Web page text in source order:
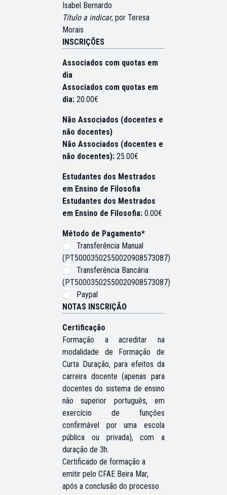
Isabel Bernardo
Título a indicar, por Teresa
Morais
INSCRIÇÕES
Associados com quotas em
dia
Associados com quotas em
dia:20.00€
Não Associados (docentes e
não docentes)
Não Associados (docentes e
não docentes):25.00€
Estudantes dos Mestrados
em Ensino de Filosofia
Estudantes dos Mestrados
em Ensino de Filosofia:0.00€
Método de Pagamento*
Transferência Manual
(PT50003502550020908573087)
Transferência Bancária
(PT50003502550020908573087)
Paypal
NOTAS INSCRIÇÃO
Certificação
Formação a acreditar na
modalidade de Formação de
Curta Duração, para efeitos da
carreira docente (apenas para
docentes do sistema de ensino
não superior português, em
exercício de funções
confirmável por uma escola
pública ou privada),
com a
duração de 3h.
Certificado de formação a
emitir pelo CFAE Beira Mar,
após a conclusão do processo